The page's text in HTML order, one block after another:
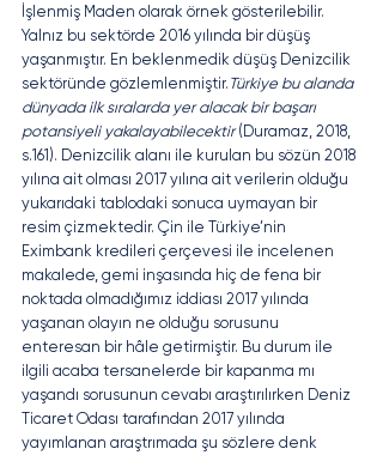
İşlenmiş Maden olarak örnek gösterilebilir.
Yalnız bu sektörde 2016 yılında bir düşüş
yaşanmıştır. En beklenmedik düşüş Denizcilik
sektöründe gözlemlenmiştir. Türkiye bu alanda
dünyada ilk sıralarda yer alacak bir başarı
potansiyeli yakalayabilecektir (Duramaz, 2018,
s.161). Denizcilik alanı ile kurulan bu sözün 2018
yılına ait olması 2017 yılına ait verilerin olduğu
yukarıdaki tablodaki sonuca uymayan bir
resim çizmektedir. Çin ile Türkiye’nin
Eximbank kredileri çerçevesi ile incelenen
makalede, gemi inşasında hiç de fena bir
noktada olmadığımız iddiası 2017 yılında
yaşanan olayın ne olduğu sorusunu
enteresan bir hâle getirmiştir. Bu durum ile
ilgili acaba tersanelerde bir kapanma mı
yaşandı sorusunun cevabı araştırılırken Deniz
Ticaret Odası tarafından 2017 yılında
yayımlanan araştrımada şu sözlere denk